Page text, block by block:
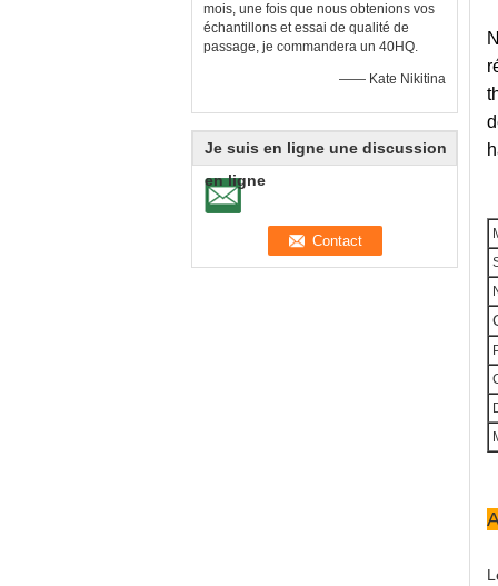
mois, une fois que nous obtenions vos
échantillons et essai de qualité de
passage, je commandera un 40HQ.
—— Kate Nikitina
Je suis en ligne une discussion
en ligne